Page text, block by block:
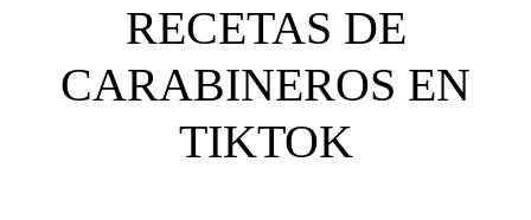
RECETAS DE
CARABINEROS EN
TIKTOK